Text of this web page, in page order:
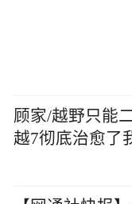
顾家/越野只能
越7彻底治愈了